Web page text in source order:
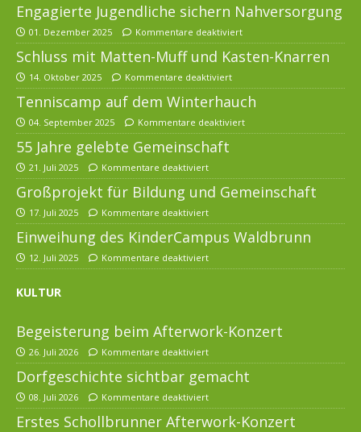
Engagierte Jugendliche sichern Nahversorgung
01. Dezember 2025 Kommentare deaktiviert
Schluss mit Matten-Muff und Kasten-Knarren
14. Oktober 2025 Kommentare deaktiviert
Tenniscamp auf dem Winterhauch
04. September 2025 Kommentare deaktiviert
55 Jahre gelebte Gemeinschaft
21. Juli 2025 Kommentare deaktiviert
Großprojekt für Bildung und Gemeinschaft
17. Juli 2025 Kommentare deaktiviert
Einweihung des KinderCampus Waldbrunn
12. Juli 2025 Kommentare deaktiviert
KULTUR
Begeisterung beim Afterwork-Konzert
26. Juli 2026 Kommentare deaktiviert
Dorfgeschichte sichtbar gemacht
08. Juli 2026 Kommentare deaktiviert
Erstes Schollbrunner Afterwork-Konzert